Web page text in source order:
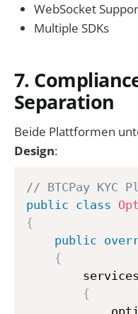
WebSocket
Multiple SDKs
7.
Separation
Beide Plattformen
Design:
// BTCPay KYC
public class
{
public
{
        services
{